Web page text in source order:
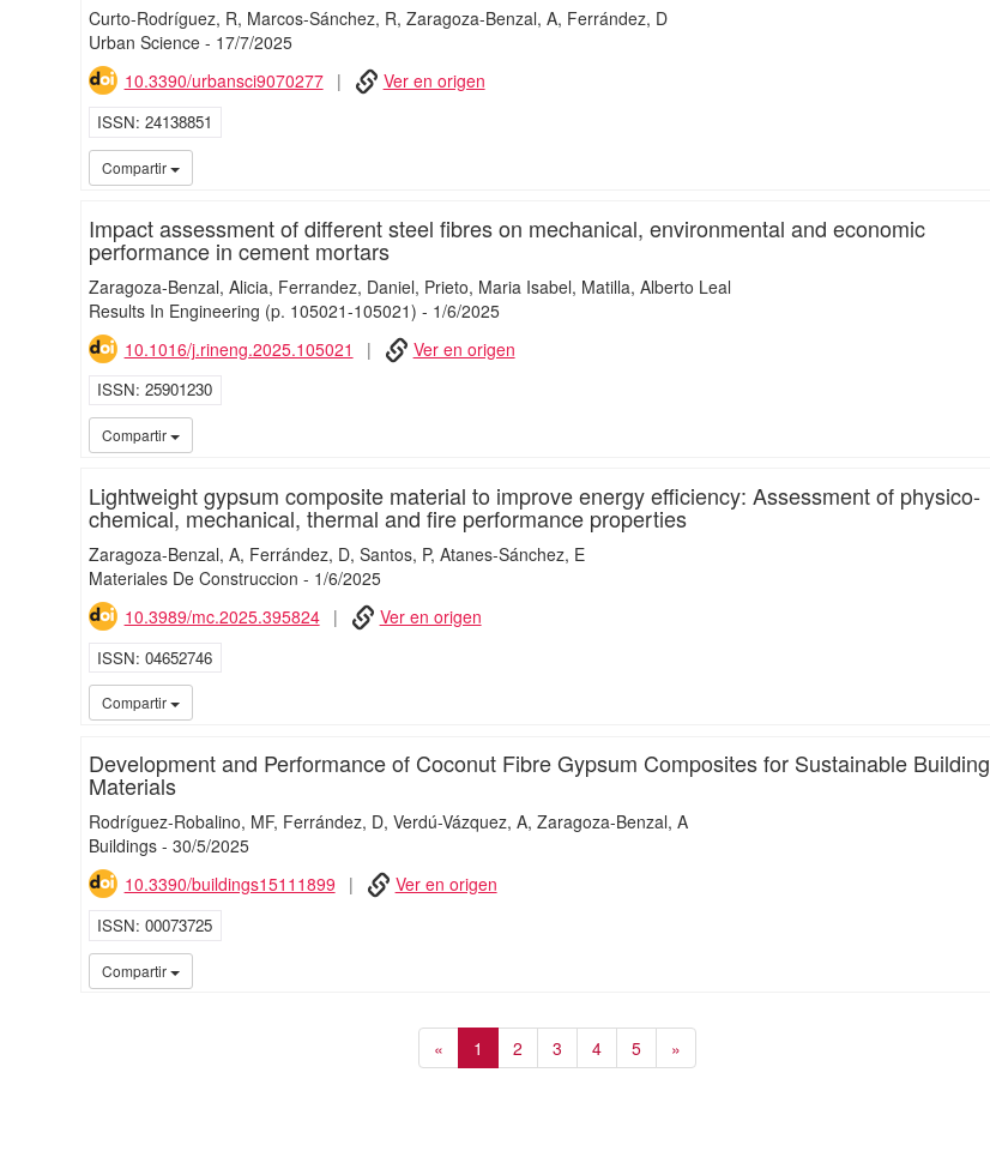
Curto-Rodríguez, R Marcos-Sánchez, R Zaragoza-Benzal, A Ferrández, D
Urban Science- 17/7/2025
10.3390/urbansci9070277
Ver en origen
ISSN 24138851
Compartir
Impact assessment of different steel fibres on mechanical, environmental and economic
performance in cement mortars
Zaragoza-Benzal, Alicia Ferrandez, Daniel Prieto, Maria Isabel Matilla, Alberto Leal
Results In Engineering (p. 105021-105021) - 1/6/2025
10.1016/j.rineng.2025.105021
Ver en origen
ISSN 25901230
Compartir
Lightweight gypsum composite material to improve energy efficiency: Assessment of physico-
chemical, mechanical, thermal and fire performance properties
Zaragoza-Benzal, A Ferrández, D Santos, P Atanes-Sánchez, E
Materiales De Construccion - 1/6/2025
10.3989/mc.2025.395824
Ver en origen
ISSN 04652746
Compartir
Development and Performance of Coconut Fibre Gypsum Composites for Sustainable Building
Materials
Rodríguez-Robalino, MF Ferrández, D Verdú-Vázquez, A Zaragoza-Benzal, A
Buildings- 30/5/2025
10.3390/buildings15111899
Ver en origen
ISSN 00073725
Compartir
« 1 2 3 4 5 »